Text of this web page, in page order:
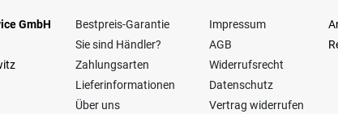
GmbH
Bestpreis-Garantie
Sie sind Händler?
Zahlungsarten
Lieferinformationen
Über uns
Impressum
AGB
Widerrufsrecht
Datenschutz
Vertrag widerrufen